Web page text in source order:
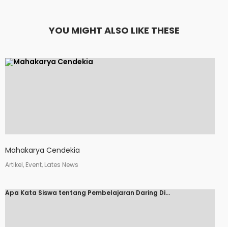
YOU MIGHT ALSO LIKE THESE
Mahakarya Cendekia
Artikel, Event, Lates News
Apa Kata Siswa tentang Pembelajaran Daring Di...